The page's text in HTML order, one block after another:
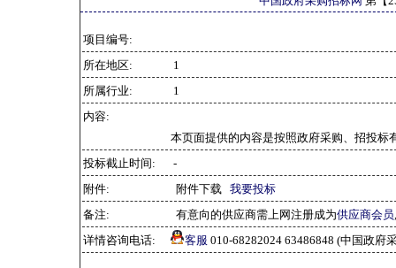
项目编号:
所在地区:
1
所属行业:
1
内容:
本页面提供的内容是按照政府采购、招投标
投标截止时间:
-
附件:
附件下载 我要投标
备注:
有意向的供应商需上网注册成为供应商会员
详情咨询电话:
客服 010-68282024 63486848 (中国政府